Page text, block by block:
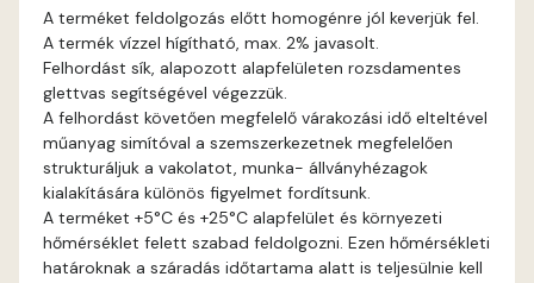
Corn B
Corn C
Cotto A
Cotto B
Current-red B
A terméket feldolgozás előtt homogénre jól keverjük fel.
A termék vízzel hígítható, max. 2% javasolt.
Felhordást sík, alapozott alapfelületen rozsdamentes
glettvas segítségével végezzük.
A felhordást követően megfelelő várakozási idő elteltével
műanyag simítóval a szemszerkezetnek megfelelően
strukturáljuk a vakolatot, munka- állványhézagok
kialakítására különös figyelmet fordítsunk.
A terméket +5°C és +25°C alapfelület és környezeti
hőmérséklet felett szabad feldolgozni. Ezen hőmérsékleti
határoknak a száradás időtartama alatt is teljesülnie kell